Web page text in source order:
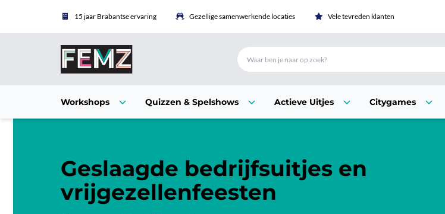
15 jaar Brabantse ervaring Gezellige samenwerkende locaties Vele tevreden klanten
Workshops Quizzen & Spelshows Actieve Uitjes Citygames
Geslaagde bedrijfsuitjes en
vrijgezellenfeesten